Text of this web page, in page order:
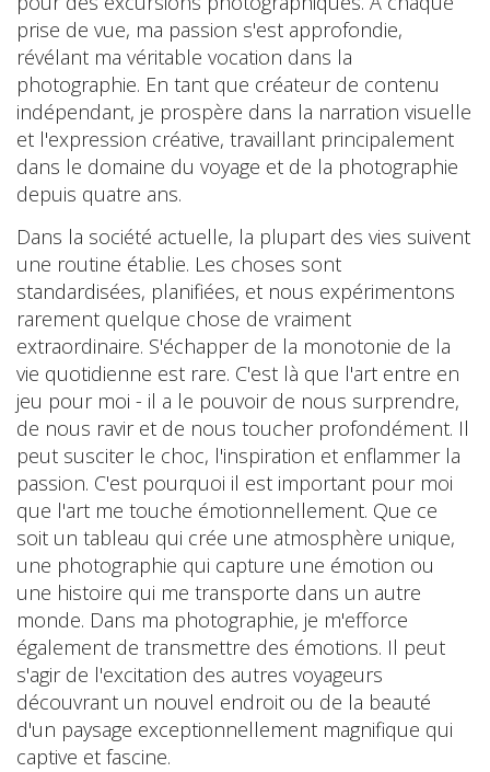
prise de vue, ma passion s'est approfondie,
révélant ma véritable vocation dans la
photographie. En tant que créateur de contenu
indépendant, je prospère dans la narration visuelle
et l'expression créative, travaillant principalement
dans le domaine du voyage et de la photographie
depuis quatre ans.
Dans la société actuelle, la plupart des vies suivent
une routine établie. Les choses sont
standardisées, planifiées, et nous expérimentons
rarement quelque chose de vraiment
extraordinaire. S'échapper de la monotonie de la
vie quotidienne est rare. C'est là que l'art entre en
jeu pour moi - il a le pouvoir de nous surprendre,
de nous ravir et de nous toucher profondément. Il
peut susciter le choc, l'inspiration et enflammer la
passion. C'est pourquoi il est important pour moi
que l'art me touche émotionnellement. Que ce
soit un tableau qui crée une atmosphère unique,
une photographie qui capture une émotion ou
une histoire qui me transporte dans un autre
monde. Dans ma photographie, je m'efforce
également de transmettre des émotions. Il peut
s'agir de l'excitation des autres voyageurs
découvrant un nouvel endroit ou de la beauté
d'un paysage exceptionnellement magnifique qui
captive et fascine.